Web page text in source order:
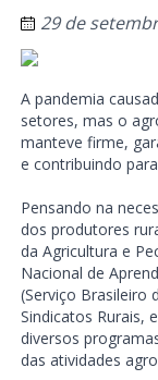
29 de
A pandemia
setores, mas o
manteve firme,
e contribuindo
Pensando na
dos produtores
da Agricultura e
Nacional de
(Serviço Brasileiro
Sindicatos Rurais,
diversos
das atividades